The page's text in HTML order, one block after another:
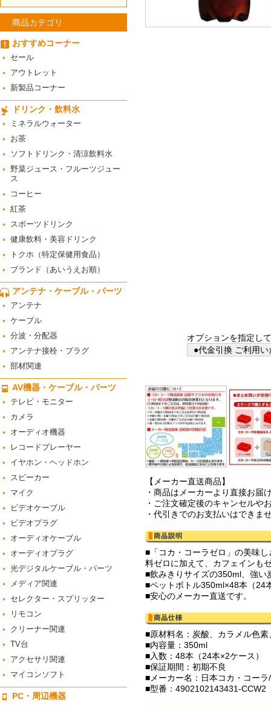
商品カテゴリ
おすすめコーナー
セール
アウトレット
新製品コーナー
ドリンク・飲料水
ミネラルウォーター
お茶
ソフトドリンク・清涼飲料水
野菜ジュース・フルーツジュー
ス
コーヒー
紅茶
スポーツドリンク
健康飲料・美容ドリンク
トクホ（特定保健用食品）
ブランド（あいうえお順）
アンテナ・ケーブル・パーツ
アンテナ
ケーブル
分波・分配器
アンテナ接栓・プラグ
部材関連
AV機器・ケーブル・パーツ
テレビ・モニター
カメラ
オーディオ機器
レコードプレーヤー
イヤホン・ヘッドホン
スピーカー
マイク
ビデオケーブル
ビデオプラグ
オーディオケーブル
オーディオプラグ
光デジタルケーブル・パーツ
メディア関連
セレクター・スプリッター
リモコン
クリーナー関連
TV台
アクセサリ関連
マイコンソフト
PC・周辺機器
オプションを指定し
●代金引換 ご利用
【メーカー直送商品】
・商品はメーカーより直接お届
・ご注文確定後のキャンセルや
・代引きでのお支払いはできま
■「コカ・コーラゼロ」の美味
料ゼロに加えて、カフェインも
■飲みきりサイズの350ml、強い
■ペットボトル350ml×48本（24
■安心のメーカー直送です。
■原材料名：炭酸、カラメル色
■内容量：350ml
■入数：48本（24本×2ケース）
■保証期間：初期不良
■メーカー名：日本コカ・コー
■型番：4902102143431-CCW2